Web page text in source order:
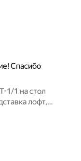
Спасибо
1/1 на стол
лофт,